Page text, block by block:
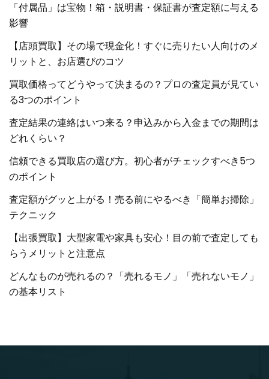
「付属品」は宝物！箱・説明書・保証書が査定額に与える
影響
【店頭買取】その場で現金化！すぐに売りたい人向けのメ
リットと、お店選びのコツ
買取価格ってどうやって決まるの？プロの査定員が見てい
る3つのポイント
査定結果の連絡はいつ来る？申込みから入金までの期間は
どれくらい？
信頼できる買取店の選び方。初心者がチェックすべき5つ
のポイント
査定額がグッと上がる！売る前にやるべき「簡単お掃除」
テクニック
【出張買取】大型家電や家具も安心！目の前で査定しても
らうメリットと注意点
どんなものが売れるの？「売れるモノ」「売れないモノ」
の基本リスト